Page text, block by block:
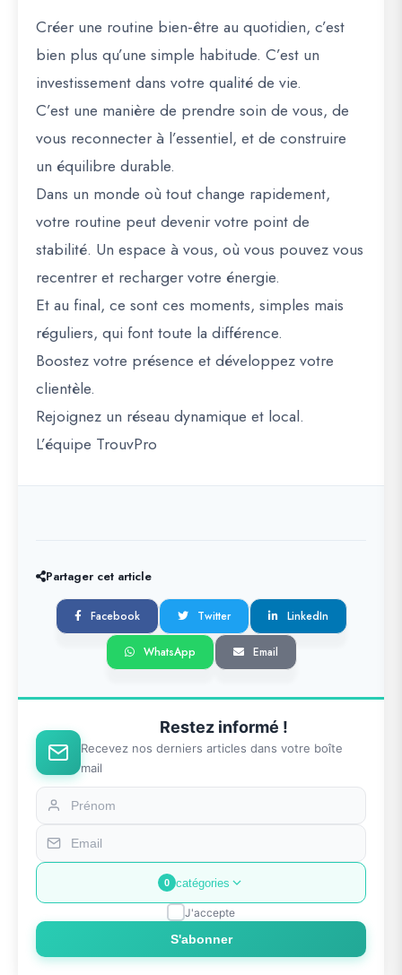
Créer une routine bien-être au quotidien, c’est
bien plus qu’une simple habitude. C’est un
investissement dans votre qualité de vie.
C’est une manière de prendre soin de vous, de
vous reconnecter à l’essentiel, et de construire
un équilibre durable.
Dans un monde où tout change rapidement,
votre routine peut devenir votre point de
stabilité. Un espace à vous, où vous pouvez vous
recentrer et recharger votre énergie.
Et au final, ce sont ces moments, simples mais
réguliers, qui font toute la différence.
Boostez votre présence et développez votre
clientèle.
Rejoignez un réseau dynamique et local.
L’équipe TrouvPro
Partager cet article
Facebook Twitter LinkedIn
WhatsApp Email
Restez informé !
Recevez nos derniers articles dans votre boîte
mail
0 catégories
J'accepte
S'abonner